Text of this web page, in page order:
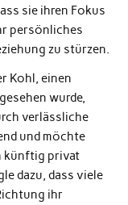
sie ihren Fokus
persönliches
zu stürzen.
Kohl, einen
wurde,
verlässliche
und möchte
künftig privat
dazu, dass viele
ihr